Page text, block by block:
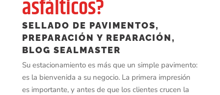
asfálticos?
SELLADO DE PAVIMENTOS,
PREPARACIÓN Y REPARACIÓN,
BLOG SEALMASTER
Su estacionamiento es más que un simple pavimento:
es la bienvenida a su negocio. La primera impresión
es importante, y antes de que los clientes crucen la